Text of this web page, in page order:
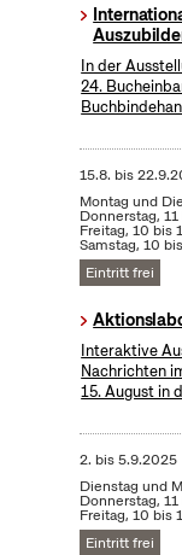
In der
24.
15.8. bis
Montag und
Donnerstag,
Freitag, 10 bis
Samstag, 10
Eintritt frei
Interaktive
Nachrichten
15. August in
2. bis5.9.2025
Dienstag und
Donnerstag,
Freitag, 10 bis
Eintritt frei